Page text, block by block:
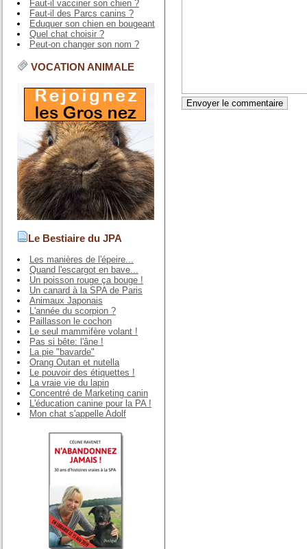
Faut-il vacciner son chien ?
Faut-il des Parcs canins ?
Eduquer son chien en bougeant
Quel chat choisir ?
Peut-on changer son nom ?
VOCATION ANIMALE
Le Bestiaire du JPA
Les manières de l'épeire...
Quand l'escargot en bave...
Un poisson rouge ça bouge !
Un canard à la SPA de Paris
Animaux Japonais
L'année du scorpion ?
Paillasson le cochon
Le seul mammifère volant !
Pas si bête: l'âne !
La pie "bavarde"
Orang Outan et nutella
Le pouvoir des étiquettes !
La vraie vie du lapin
Concentré de Marketing canin
L'éducation canine pour la PA !
Mon chat s'appelle Adolf